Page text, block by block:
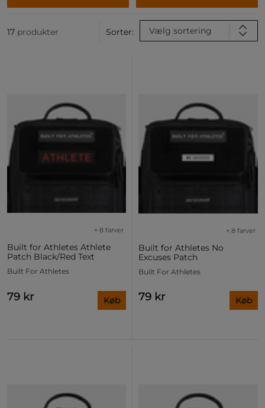
17 produkter Sorter: Vælg sortering
Built for Athletes Athlete
Patch Black/Red Text
+ 8 farver
Built For Athletes
79 kr Køb
Built for Athletes No
Excuses Patch
+ 8 farver
Built For Athletes
79 kr Køb